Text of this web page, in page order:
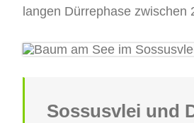
langen Dürrephase zwischen
Sossusvlei und